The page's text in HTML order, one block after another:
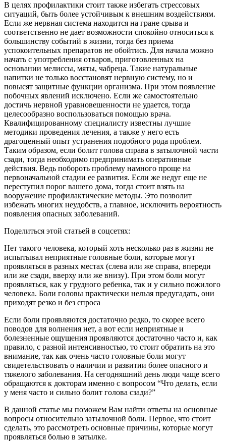
В целях профилактики стоит также избегать стрессовых
ситуаций, быть более устойчивым к внешним воздействиям.
Если же нервная система находится на гране срыва и
соответственно не дает возможности спокойно относиться к
большинству событий в жизни, тогда без приема
успокоительных препаратов не обойтись. Для начала можно
начать с употребления отваров, приготовленных на
основании мелиссы, мяты, чабреца. Такие натуральные
напитки не только восстановят нервную систему, но и
повысят защитные функции организма. При этом появление
побочных явлений исключено. Если же самостоятельно
достичь нервной уравновешенности не удается, тогда
целесообразно воспользоваться помощью врача.
Квалифицированному специалисту известны лучшие
методики проведения лечения, а также у него есть
драгоценный опыт устранения подобного рода проблем.
Таким образом, если болит голова справа в затылочной части
сзади, тогда необходимо предпринимать оперативные
действия. Ведь побороть проблему намного проще на
первоначальной стадии ее развития. Если же недуг еще не
переступил порог вашего дома, тогда стоит взять на
вооружение профилактические методы. Это позволит
избежать многих неудобств, а главное, исключить вероятность
появления опасных заболеваний.
Поделиться этой статьей в соцсетях:
Нет такого человека, который хоть несколько раз в жизни не
испытывал неприятные головные боли, которые могут
проявляться в разных местах (слева или же справа, впереди
или же сзади, вверху или же внизу). При этом боли могут
проявляться, как у грудного ребенка, так и у сильно пожилого
человека. Боли головы практически нельзя предугадать, они
приходят резко и без спроса
Если боли проявляются достаточно редко, то скорее всего
поводов для волнения нет, а вот если неприятные и
болезненные ощущения проявляются достаточно часто и, как
правило, с разной интенсивностью, то стоит обратить на это
внимание, так как очень часто головные боли могут
свидетельствовать о наличии и развитии более опасного и
тяжелого заболевания. На сегодняшний день люди чаще всего
обращаются к докторам именно с вопросом “Что делать, если
у меня часто и сильно болит голова сзади?”
В данной статье мы поможем Вам найти ответы на основные
вопросы относительно затылочной боли. Первое, что стоит
сделать, это рассмотреть основные причины, которые могут
проявляться болью в затылке.